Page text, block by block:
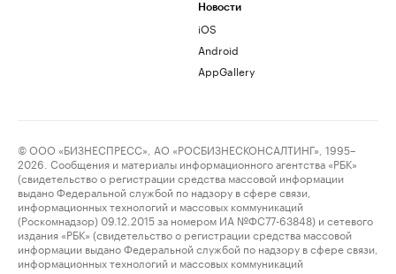
Новости
iOS
Android
AppGallery
© ООО «БИЗНЕСПРЕСС», АО «РОСБИЗНЕСКОНСАЛТИНГ», 1995–
2026. Сообщения и материалы информационного агентства «РБК»
(свидетельство о регистрации средства массовой информации
выдано Федеральной службой по надзору в сфере связи,
информационных технологий и массовых коммуникаций
(Роскомнадзор) 09.12.2015 за номером ИА №ФС77-63848) и сетевого
издания «РБК» (свидетельство о регистрации средства массовой
информации выдано Федеральной службой по надзору в сфере связи,
информационных технологий и массовых коммуникаций